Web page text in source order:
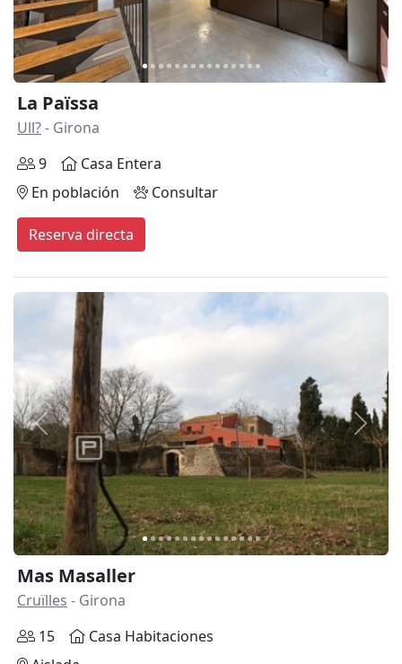
La Païssa
Ull?- Girona
9
Casa Entera
En población
Consultar
Reserva directa
Anterior
Mas Masaller
Cruïlles - Girona
15
Casa Habitaciones